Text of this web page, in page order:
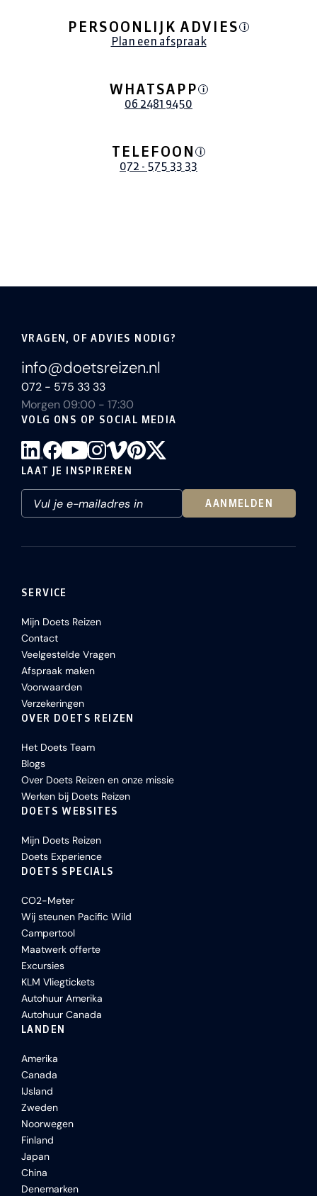
PERSOONLIJK ADVIES i
Plan een afspraak
WHATSAPP i
06 2481 9450
TELEFOON i
072 - 575 33 33
VRAGEN, OF ADVIES NODIG?
info@doetsreizen.nl
072 - 575 33 33
Morgen 09:00 - 17:30
VOLG ONS OP SOCIAL MEDIA
LAAT JE INSPIREREN
AANMELDEN
SERVICE
Mijn Doets Reizen
Contact
Veelgestelde Vragen
Afspraak maken
Voorwaarden
Verzekeringen
OVER DOETS REIZEN
Het Doets Team
Blogs
Over Doets Reizen en onze missie
Werken bij Doets Reizen
DOETS WEBSITES
Mijn Doets Reizen
Doets Experience
DOETS SPECIALS
CO2-Meter
Wij steunen Pacific Wild
Campertool
Maatwerk offerte
Excursies
KLM Vliegtickets
Autohuur Amerika
Autohuur Canada
LANDEN
Amerika
Canada
IJsland
Zweden
Noorwegen
Finland
Japan
China
Denemarken